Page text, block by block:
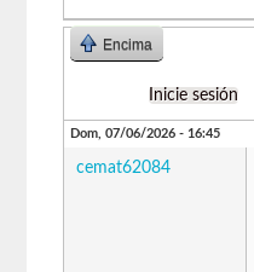
Encima
Inicie sesión
Dom, 07/06/2026 - 16:45
cemat62084